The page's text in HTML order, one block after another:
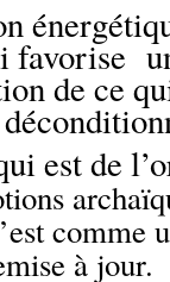
favorise
de ce
est de
comme
à jour.